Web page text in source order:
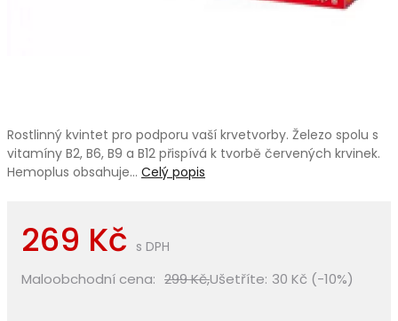
Rostlinný kvintet pro podporu vaší krvetvorby. Železo spolu s
vitamíny B2, B6, B9 a B12 přispívá k tvorbě červených krvinek.
Hemoplus obsahuje… Celý popis
269 Kč s DPH
Maloobchodní cena: 299 Kč,Ušetříte: 30 Kč (-10%)